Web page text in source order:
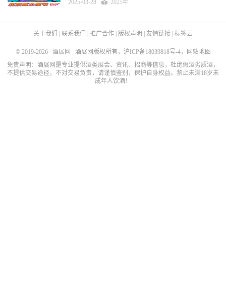
2025-03-28 2025年
关于我们 联系我们 推广合作 版权声明 友情链接 标签云
© 2019-2026 酒展网 酒展网版权所有， 沪ICP备18039818号-4，
网站地图
免责声明：酒展网是专业提供酒类展会、资讯、招商等信息，杜绝假酒劣质酒，
不提供交易途径，不对交易负责，请谨慎鉴别，保护自身权益。禁止未满18岁未
成年人饮酒！